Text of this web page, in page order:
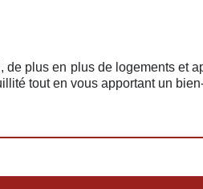
de plus en plus de logements et
tout en vous apportant un